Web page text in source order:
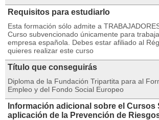
Requisitos para estudiarlo
Esta formación sólo admite a
Curso subvencionado únicamente para
empresa española. Debes estar afiliado al
quieres realizar este curso
Título que conseguirás
Diploma de la Fundación Tripartita para al
Empleo y del Fondo Social Europeo
Información adicional sobre el Cursos
aplicación de la Prevención de